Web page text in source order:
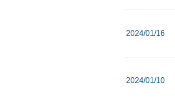
2024/01/16
2024/01/10